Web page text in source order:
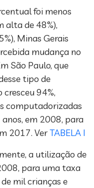
foi menos
alta de 48%),
Minas Gerais
mudança no
São Paulo, que
tipo de
94%,
computadorizadas
em 2008, para
2017. VerTABELA I
a utilização de
para uma taxa
mil crianças e